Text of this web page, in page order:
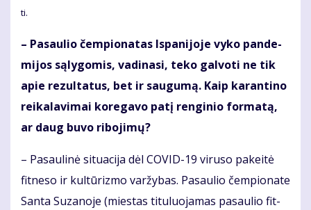
ti.
– Pa­sau­lio čem­pio­na­tas Is­pa­ni­jo­je vy­ko pan­de­
mi­jos są­ly­go­mis, va­di­na­si, te­ko gal­vo­ti ne tik
apie re­zul­ta­tus, bet ir sau­gu­mą. Kaip ka­ran­ti­no
rei­ka­la­vi­mai ko­re­ga­vo pa­tį ren­gi­nio for­ma­tą,
ar daug bu­vo ri­bo­ji­mų?
– Pa­sau­li­nė si­tu­a­ci­ja dėl CO­VID-19 vi­ru­so pa­kei­tė
fit­ne­so ir kul­tū­riz­mo var­žy­bas. Pa­sau­lio čem­pio­na­te
San­ta Su­za­no­je (mies­tas ti­tu­luo­ja­mas pa­sau­lio fit­